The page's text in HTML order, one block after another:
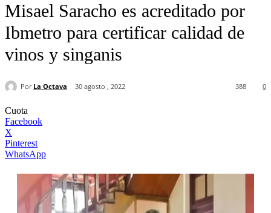
Misael Saracho es acreditado por
Ibmetro para certificar calidad de
vinos y singanis
Por La Octava 30 agosto , 2022 0
388
Cuota
Facebook
X
Pinterest
WhatsApp